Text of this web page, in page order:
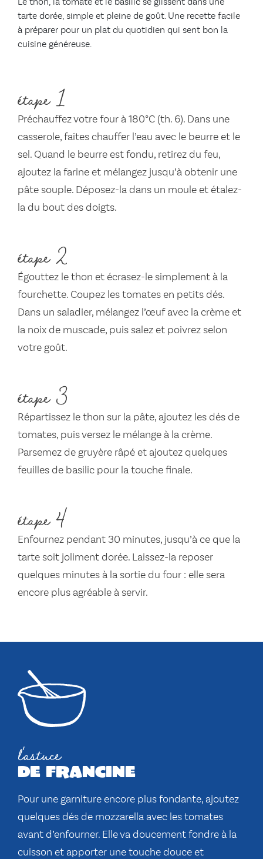
Le thon, la tomate et le basilic se glissent dans une
tarte dorée, simple et pleine de goût. Une recette facile
à préparer pour un plat du quotidien qui sent bon la
cuisine généreuse.
étape 1
Préchauffez votre four à 180°C (th. 6). Dans une
casserole, faites chauffer l’eau avec le beurre et le
sel. Quand le beurre est fondu, retirez du feu,
ajoutez la farine et mélangez jusqu’à obtenir une
pâte souple. Déposez-la dans un moule et étalez-
la du bout des doigts.
étape 2
Égouttez le thon et écrasez-le simplement à la
fourchette. Coupez les tomates en petits dés.
Dans un saladier, mélangez l’œuf avec la crème et
la noix de muscade, puis salez et poivrez selon
votre goût.
étape 3
Répartissez le thon sur la pâte, ajoutez les dés de
tomates, puis versez le mélange à la crème.
Parsemez de gruyère râpé et ajoutez quelques
feuilles de basilic pour la touche finale.
étape 4
Enfournez pendant 30 minutes, jusqu’à ce que la
tarte soit joliment dorée. Laissez-la reposer
quelques minutes à la sortie du four : elle sera
encore plus agréable à servir.
l'astuce
de francine
Pour une garniture encore plus fondante, ajoutez
quelques dés de mozzarella avec les tomates
avant d’enfourner. Elle va doucement fondre à la
cuisson et apporter une touche douce et